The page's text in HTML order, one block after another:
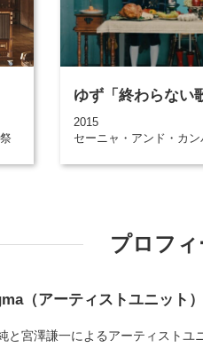
ゆず「終わらない
2015
セーニャ・アンド・カン
プロフ
（アーティストユニット）
と宮澤謙一によるアーティスト